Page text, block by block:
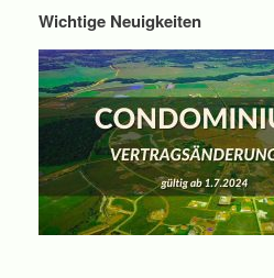
Wichtige Neuigkeiten